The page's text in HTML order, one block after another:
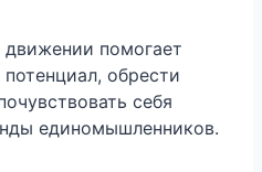
помогает
обрести
себя
единомышленников.